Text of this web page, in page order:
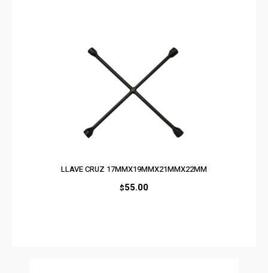
LLAVE CRUZ 17MMX19MMX21MMX22MM
$55.00